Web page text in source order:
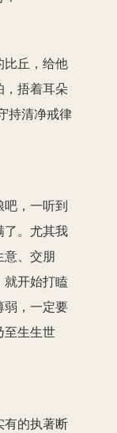
比丘，给他
，捂着耳朵
持清净戒律
，一听到
了。尤其我
意、交朋
开始打瞌
弱，一定要
至生生世
有的执著断